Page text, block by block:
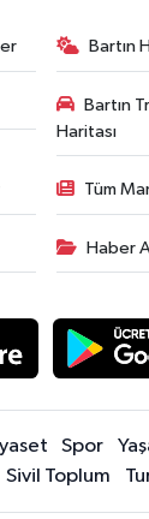
Bartın
Bartın
Haritası
Tüm
Haber
Spor
Sivil Toplum